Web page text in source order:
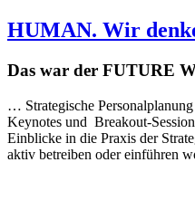
HUMAN. Wir
Das war der FUTURE
… Strategische
Keynotes und Breakout-
Einblicke in die Praxis der
aktiv betreiben oder einführen